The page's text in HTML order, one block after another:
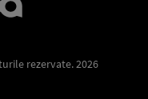
rezervate. 2026